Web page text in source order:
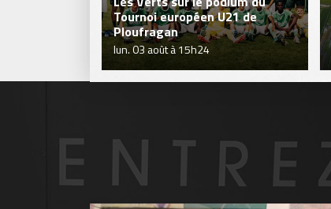
Tournoi européen U21 de
Ploufragan
lun. 03 août à 15h24